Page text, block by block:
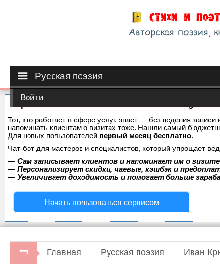
Русская поэзия
Войти
Тот, кто работает в сфере услуг, знает — без ведения
напоминать клиентам о визитах тоже. Нашли самый
Для новых пользователей первый месяц бесплатно.
Чат-бот для мастеров и специалистов, который упрощает
— Сам записывает клиентов и напоминает им о
— Персонализирует скидки, чаевые, кэшбэк и
— Увеличивает доходимость и помогает больше
Начать пользоваться сервисом
Главная Русская поэзия Иван